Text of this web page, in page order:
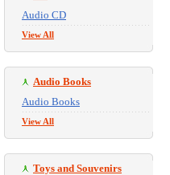
Audio CD
View All
Audio Books
Audio Books
View All
Toys and Souvenirs